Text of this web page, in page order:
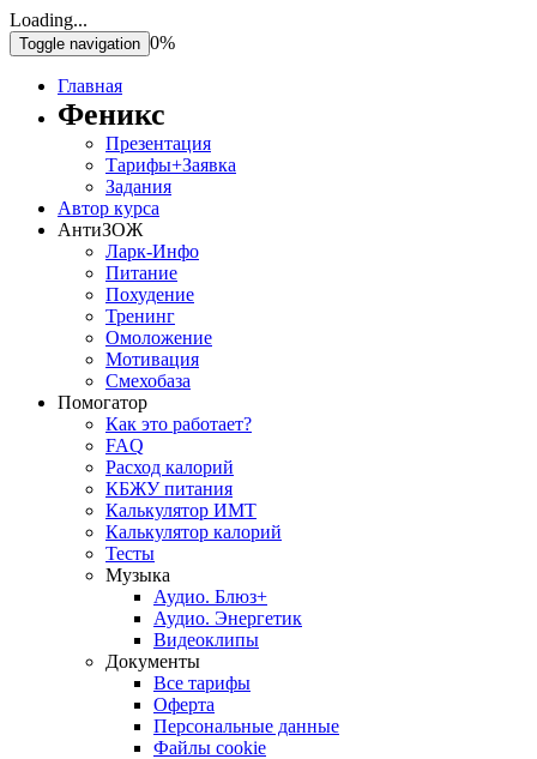
Loading...
Toggle navigation 0%
Главная
Феникс
Презентация
Тарифы+Заявка
Задания
Автор курса
АнтиЗОЖ
Ларк-Инфо
Питание
Похудение
Тренинг
Омоложение
Мотивация
Смехобаза
Помогатор
Как это работает?
FAQ
Расход калорий
КБЖУ питания
Калькулятор ИМТ
Калькулятор калорий
Тесты
Музыка
Аудио. Блюз+
Аудио. Энергетик
Видеоклипы
Документы
Все тарифы
Оферта
Персональные данные
Файлы cookie